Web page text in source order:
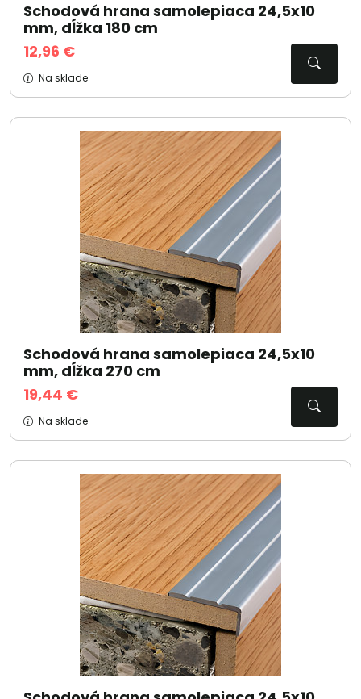
Schodová hrana samolepiaca 24,5x10
mm, dĺžka 180 cm
12,96 €
Na sklade
Schodová hrana samolepiaca 24,5x10
mm, dĺžka 270 cm
19,44 €
Na sklade